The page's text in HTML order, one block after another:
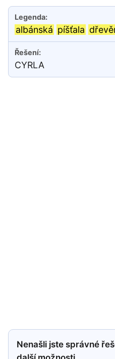
albánská píšťala
CYRLA
Nenašli jste správné